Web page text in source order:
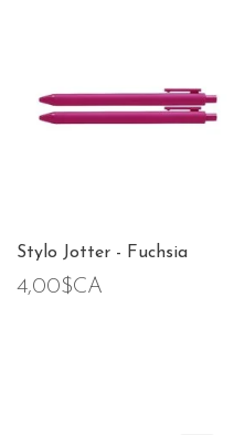
Stylo Jotter - Fuchsia
4,00$CA